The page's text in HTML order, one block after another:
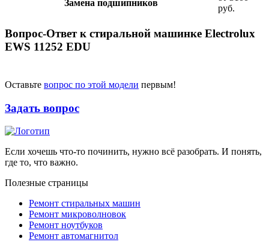
Замена подшипников
руб.
Вопрос-Ответ к стиральной машинке Electrolux
EWS 11252 EDU
Оставьте вопрос по этой модели первым!
Задать вопрос
Если хочешь что-то починить, нужно всё разобрать. И понять,
где то, что важно.
Полезные страницы
Ремонт стиральных машин
Ремонт микроволновок
Ремонт ноутбуков
Ремонт автомагнитол